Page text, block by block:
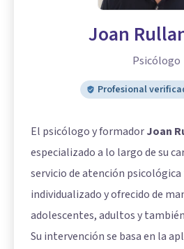
Joan
Psicólogo
Profesional
El psicólogo y formadorJoan
especializado a lo largo de su
servicio de atención
individualizado y ofrecido de
adolescentes, adultos y
Su intervención se basa en la